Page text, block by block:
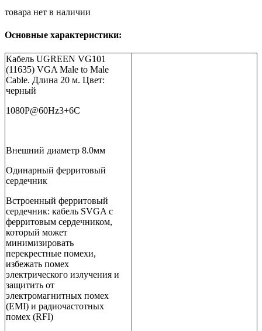
товара нет в наличии
Основные характеристики:
Кабель UGREEN VG101
(11635) VGA Male to Male
Cable. Длина 20 м. Цвет:
черный
1080P@60Hz3+6C
Внешний диаметр 8.0мм
Одинарный ферритовый
сердечник
Встроенный ферритовый
сердечник: кабель SVGA с
ферритовым сердечником,
который может
минимизировать
перекрестные помехи,
избежать помех
электрического излучения и
защитить от
электромагнитных помех
(EMI) и радиочастотных
помех (RFI)